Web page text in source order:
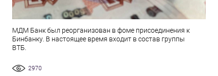
МДМ Банк был реорганизован в фоме присоединения к
Бинбанку. В настоящее время входит в состав группы
ВТБ.
2970